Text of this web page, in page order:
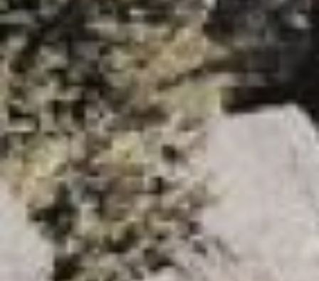
конструкция, а также в районе
«Большой медведицы» будет
специальная композиция,
посвященная «Дню Победы», и в
ряде других мест, – поделилась
планами Нелли Иванова.
Растения для городских улиц
цветоводы подбирали таким
образом, чтобы любоваться
яркими красками горожане и
гости города могли до самой
глубокой осени. Поэтому
высаживать рассаду будут
постепенно. Первая очередь
петуний, бегоний, колеусов,
бархатцев и других цветов
различных форм и окрасок уже
подрастают в теплицах. А в
скором времени будет
высажена новая партия семян,